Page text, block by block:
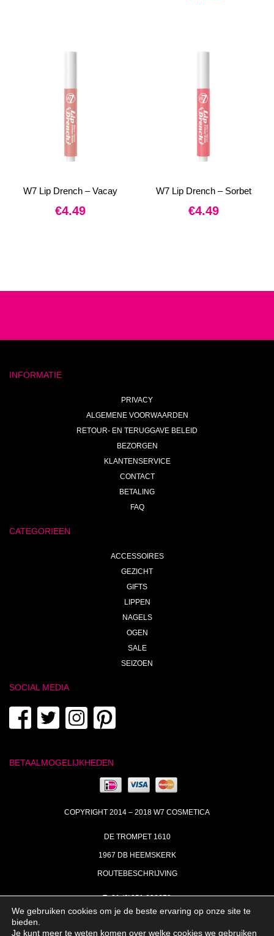
W7 Lip Drench – Vacay
€4.49
W7 Lip Drench – Sorbet
€4.49
INFORMATIE
PRIVACY
ALGEMENE VOORWAARDEN
RETOUR- EN TERUGGAVE BELEID
BEZORGEN
KLANTENSERVICE
CONTACT
BETALING
FAQ
CATEGORIEEN
ACCESSOIRES
GEZICHT
GIFTS
LIPPEN
NAGELS
OGEN
SALE
SEIZOEN
SOCIAL MEDIA
BETAALMOGELIJKHEDEN
COPYRIGHT 2014 – 2018 W7 COSMETICA
DE TROMPET 1610
1967 DB HEEMSKERK
ROUTEBESCHRIJVING
T+31 (0)251 238673
MA | DI | DO VAN 09:00 – 17:00
We gebruiken cookies om je de beste ervaring op onze site te
bieden.
Je kunt meer te weten komen over welke cookies we gebruiken